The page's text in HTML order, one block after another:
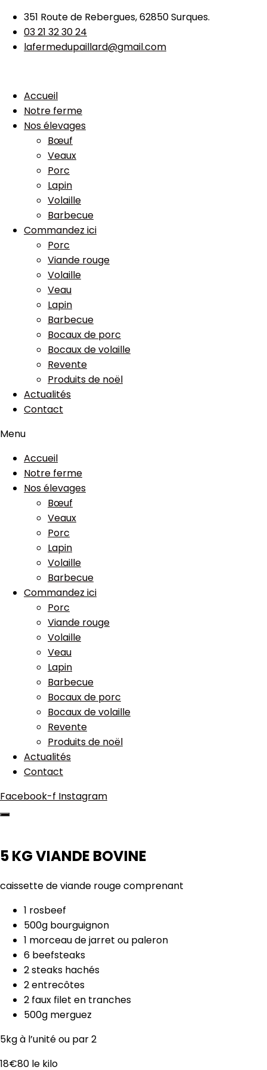
351 Route de Rebergues, 62850 Surques.
03 21 32 30 24
lafermedupaillard@gmail.com
Accueil
Notre ferme
Nos élevages
Bœuf
Veaux
Porc
Lapin
Volaille
Barbecue
Commandez ici
Porc
Viande rouge
Volaille
Veau
Lapin
Barbecue
Bocaux de porc
Bocaux de volaille
Revente
Produits de noël
Actualités
Contact
Menu
Accueil
Notre ferme
Nos élevages
Bœuf
Veaux
Porc
Lapin
Volaille
Barbecue
Commandez ici
Porc
Viande rouge
Volaille
Veau
Lapin
Barbecue
Bocaux de porc
Bocaux de volaille
Revente
Produits de noël
Actualités
Contact
Facebook-f Instagram
5 KG VIANDE BOVINE
caissette de viande rouge comprenant
1 rosbeef
500g bourguignon
1 morceau de jarret ou paleron
6 beefsteaks
2 steaks hachés
2 entrecôtes
2 faux filet en tranches
500g merguez
5kg à l’unité ou par 2
18€80 le kilo